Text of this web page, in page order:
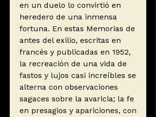
en un duelo lo convirtió en
heredero de una inmensa
fortuna. En estas Memorias de
antes del exilio, escritas en
francés y publicadas en 1952,
la recreación de una vida de
fastos y lujos casi increíbles se
alterna con observaciones
sagaces sobre la avaricia; la fe
en presagios y apariciones, con